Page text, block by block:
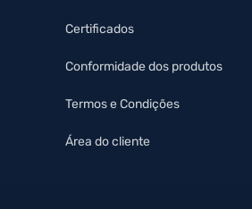
Certificados
Conformidade dos produtos
Termos e Condições
Área do cliente